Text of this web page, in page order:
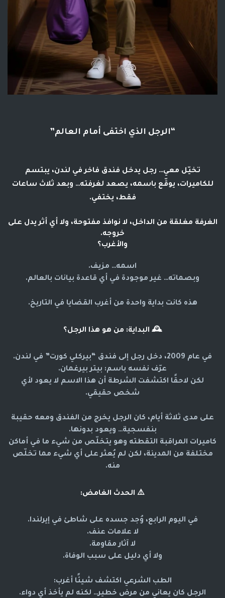
“الرجل الذي اختفى أمام العالم”
تخيّل معي… رجل يدخل فندق فاخر في لندن، يبتسم
للكاميرات، يوقّع باسمه، يصعد لغرفته… وبعد ثلاث ساعات
فقط، يختفي.
الغرفة مغلقة من الداخل، لا نوافذ مفتوحة، ولا أي أثر يدل على
خروجه.
والأغرب؟
اسمه… مزيف.
وبصماته… غير موجودة في أي قاعدة بيانات بالعالم.
هذه كانت بداية واحدة من أغرب القضايا في التاريخ.
🕰️ البداية: من هو هذا الرجل؟
في عام 2009، دخل رجل إلى فندق “بيركلي كورت” في لندن.
عرّف نفسه باسم: بيتر بيرغمان.
لكن لاحقًا اكتشفت الشرطة أن هذا الاسم لا يعود لأي
شخص حقيقي.
على مدى ثلاثة أيام، كان الرجل يخرج من الفندق ومعه حقيبة
بنفسجية… ويعود بدونها.
كاميرات المراقبة التقطته وهو يتخلّص من شيء ما في أماكن
مختلفة من المدينة، لكن لم يُعثر على أي شيء مما تخلّص
منه.
⚠️ الحدث الغامض:
في اليوم الرابع، وُجد جسده على شاطئ في إيرلندا.
لا علامات عنف.
لا آثار مقاومة.
ولا أي دليل على سبب الوفاة.
الطب الشرعي اكتشف شيئًا أغرب:
الرجل كان يعاني من مرض خطير… لكنه لم يأخذ أي دواء.